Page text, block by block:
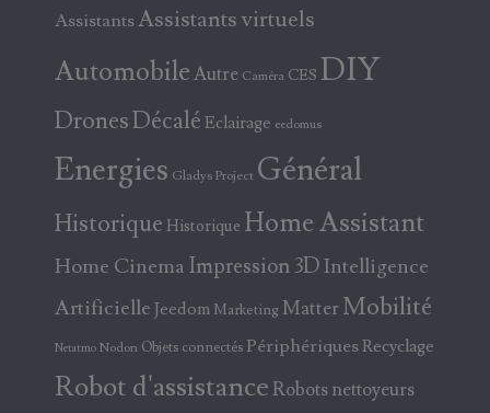
AssistantsAssistants virtuels
AutomobileAutre Caméra CES DIY
DronesDécalé Eclairage eedomus
Energies Gladys Project Général
Historique Historique Home Assistant
Home Cinema Impression 3DIntelligence
Artificielle Jeedom Marketing Matter Mobilité
Netatmo Nodon Objets connectés PériphériquesRecyclage
Robot d'assistance Robots nettoyeurs